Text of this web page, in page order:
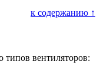
к содержанию ↑
типов вентиляторов: